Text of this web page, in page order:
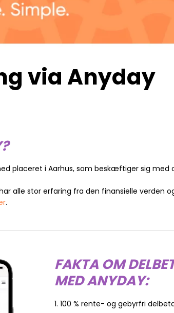
via Anyday
placeret i Aarhus, som beskæftiger sig med
alle stor erfaring fra den finansielle verden
.
FAKTA OM
MED ANYDAY:
1. 100 % rente- og gebyrfri